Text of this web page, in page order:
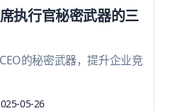
执行官秘密武器的三
的秘密武器，提升企业竞
05-26